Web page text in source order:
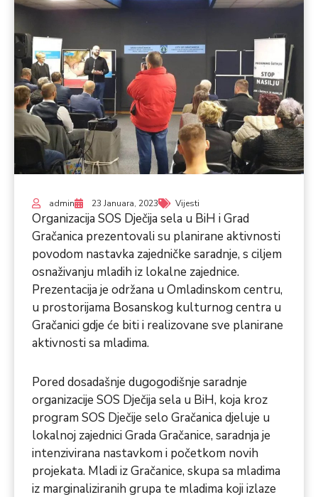
admin 23 Januara, 2023 Vijesti
Organizacija SOS Dječija sela u BiH i Grad
Gračanica prezentovali su planirane aktivnosti
povodom nastavka zajedničke saradnje, s ciljem
osnaživanju mladih iz lokalne zajednice.
Prezentacija je održana u Omladinskom centru,
u prostorijama Bosanskog kulturnog centra u
Gračanici gdje će biti i realizovane sve planirane
aktivnosti sa mladima.
Pored dosadašnje dugogodišnje saradnje
organizacije SOS Dječija sela u BiH, koja kroz
program SOS Dječije selo Gračanica djeluje u
lokalnoj zajednici Grada Gračanice, saradnja je
intenzivirana nastavkom i početkom novih
projekata. Mladi iz Gračanice, skupa sa mladima
iz marginaliziranih grupa te mladima koji izlaze